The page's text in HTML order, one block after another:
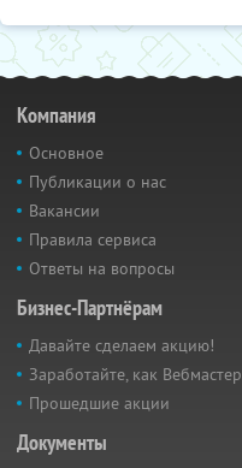
Компания
Основное
Публикации о нас
Вакансии
Правила сервиса
Ответы на вопросы
Бизнес-Партнёрам
Давайте сделаем акцию!
Заработайте, как Вебмастер
Прошедшие акции
Документы